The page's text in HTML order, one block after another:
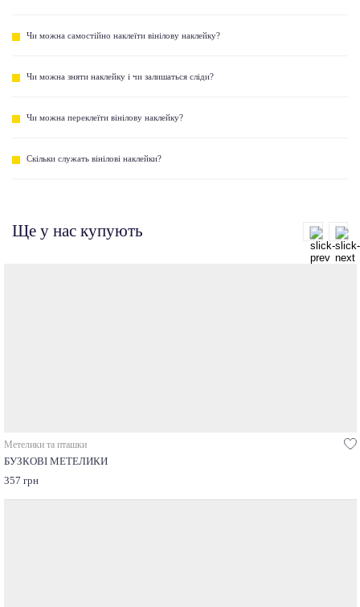
Чи можна самостійно наклеїти вінілову наклейку?
Чи можна зняти наклейку і чи залишаться сліди?
Чи можна переклеїти вінілову наклейку?
Скільки служать вінілові наклейки?
Ще у нас купують
Метелики та пташки
БУЗКОВІ МЕТЕЛИКИ
357 грн